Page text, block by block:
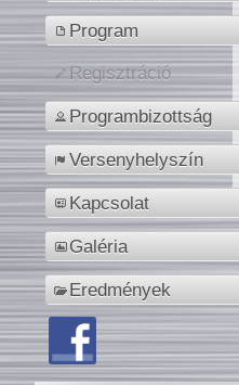
Program
Regisztráció
Programbizottság
Versenyhelyszín
Kapcsolat
Galéria
Eredmények